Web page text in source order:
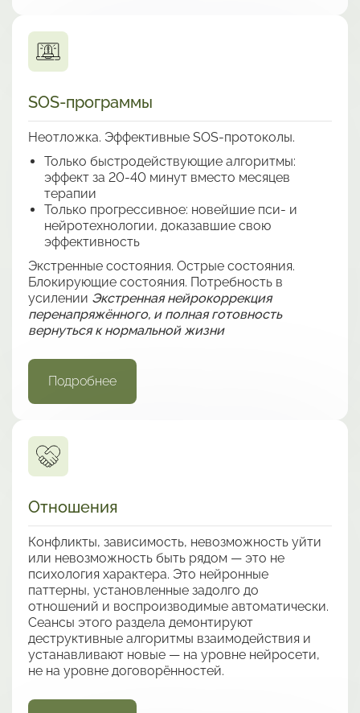
SOS-программы
Неотложка. Эффективные SOS-протоколы.
Только быстродействующие алгоритмы:
эффект за 20-40 минут вместо месяцев
терапии
Только прогрессивное: новейшие пси- и
нейротехнологии, доказавшие свою
эффективность
Экстренные состояния. Острые состояния.
Блокирующие состояния. Потребность в
усилении Экстренная нейрокоррекция
перенапряжённого, и полная готовность
вернуться к нормальной жизни
Подробнее
Отношения
Конфликты, зависимость, невозможность уйти
или невозможность быть рядом — это не
психология характера. Это нейронные
паттерны, установленные задолго до
отношений и воспроизводимые автоматически.
Сеансы этого раздела демонтируют
деструктивные алгоритмы взаимодействия и
устанавливают новые — на уровне нейросети,
не на уровне договорённостей.